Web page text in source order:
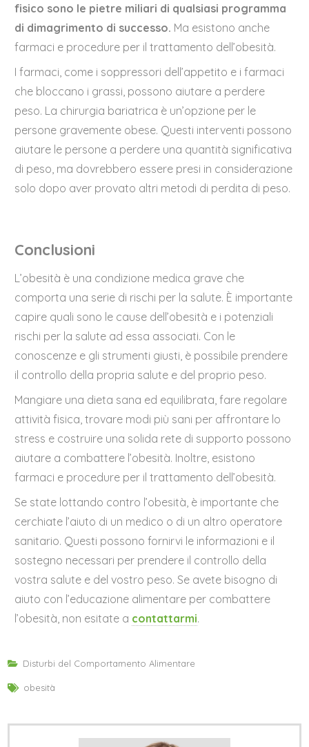
fisico sono le pietre miliari di qualsiasi programma
di dimagrimento di successo. Ma esistono anche
farmaci e procedure per il trattamento dell’obesità.
I farmaci, come i soppressori dell’appetito e i farmaci
che bloccano i grassi, possono aiutare a perdere
peso. La chirurgia bariatrica è un’opzione per le
persone gravemente obese. Questi interventi possono
aiutare le persone a perdere una quantità significativa
di peso, ma dovrebbero essere presi in considerazione
solo dopo aver provato altri metodi di perdita di peso.
Conclusioni
L’obesità è una condizione medica grave che
comporta una serie di rischi per la salute. È importante
capire quali sono le cause dell’obesità e i potenziali
rischi per la salute ad essa associati. Con le
conoscenze e gli strumenti giusti, è possibile prendere
il controllo della propria salute e del proprio peso.
Mangiare una dieta sana ed equilibrata, fare regolare
attività fisica, trovare modi più sani per affrontare lo
stress e costruire una solida rete di supporto possono
aiutare a combattere l’obesità. Inoltre, esistono
farmaci e procedure per il trattamento dell’obesità.
Se state lottando contro l’obesità, è importante che
cerchiate l’aiuto di un medico o di un altro operatore
sanitario. Questi possono fornirvi le informazioni e il
sostegno necessari per prendere il controllo della
vostra salute e del vostro peso. Se avete bisogno di
aiuto con l’educazione alimentare per combattere
l’obesità, non esitate a contattarmi.
Disturbi del Comportamento Alimentare
obesità